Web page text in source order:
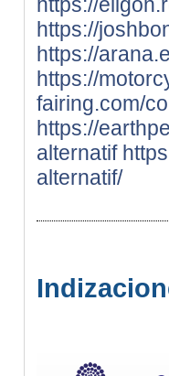
https://
https://
https://
fairing.com/
https://
alternatif
alternatif/